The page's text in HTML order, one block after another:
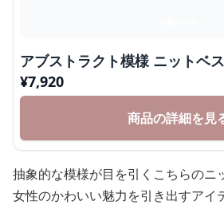
アブストラクト模様 ニットベ
¥7,920
商品の詳細を見
抽象的な模様が目を引くこちらのニ
女性のかわいい魅力を引き出すアイ